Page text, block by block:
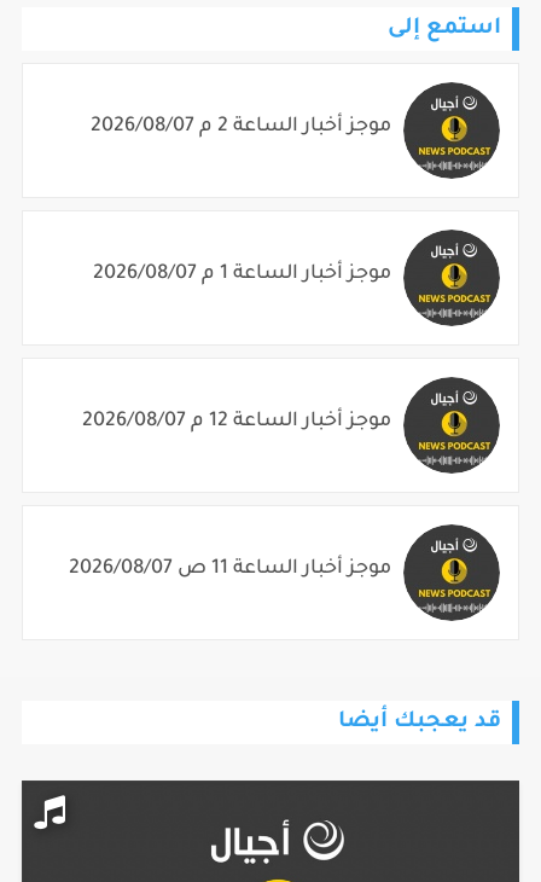
استمع إلى
موجز أخبار الساعة 2 م 2026/08/07
موجز أخبار الساعة 1 م 2026/08/07
موجز أخبار الساعة 12 م 2026/08/07
موجز أخبار الساعة 11 ص 2026/08/07
قد يعجبك أيضا